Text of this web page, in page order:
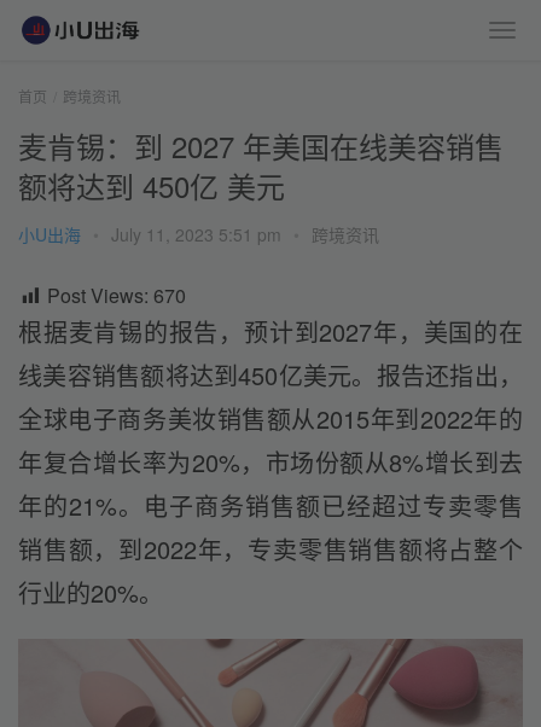
首页 跨境资讯
麦肯锡：到 2027 年美国在线美容销售
额将达到 450亿 美元
小U出海 July 11, 2023 5:51 pm 跨境资讯
Post Views: 670
根据麦肯锡的报告，预计到2027年，美国的在
线美容销售额将达到450亿美元。报告还指出，
全球电子商务美妆销售额从2015年到2022年的
年复合增长率为20%，市场份额从8%增长到去
年的21%。电子商务销售额已经超过专卖零售
销售额，到2022年，专卖零售销售额将占整个
行业的20%。